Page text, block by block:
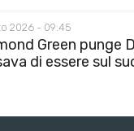
2026 - 09:45
Green punge
di essere sul